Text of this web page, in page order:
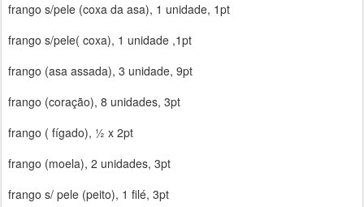
frango s/pele (coxa da asa), 1 unidade, 1pt
frango s/pele( coxa), 1 unidade ,1pt
frango (asa assada), 3 unidade, 9pt
frango (coração), 8 unidades, 3pt
frango ( fígado), ½ x 2pt
frango (moela), 2 unidades, 3pt
frango s/ pele (peito), 1 filé, 3pt